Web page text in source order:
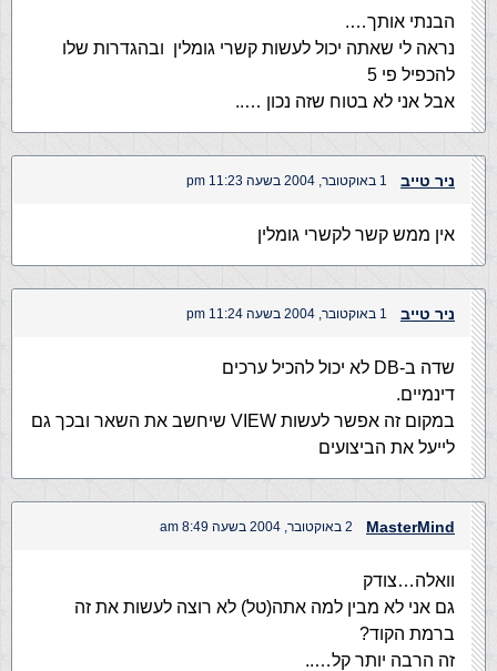
הבנתי אותך….
נראה לי שאתה יכול לעשות קשרי גומלין ובהגדרות שלו
להכפיל פי 5
אבל אני לא בטוח שזה נכון …..
ניר טייב 1 באוקטובר, 2004 בשעה 11:23 pm
אין ממש קשר לקשרי גומלין
ניר טייב 1 באוקטובר, 2004 בשעה 11:24 pm
שדה ב-DB לא יכול להכיל ערכים
דינמיים.
במקום זה אפשר לעשות VIEW שיחשב את השאר ובכך גם
לייעל את הביצועים
MasterMind 2 באוקטובר, 2004 בשעה 8:49 am
וואלה…צודק
גם אני לא מבין למה אתה(טל) לא רוצה לעשות את זה
ברמת הקוד?
זה הרבה יותר קל…..